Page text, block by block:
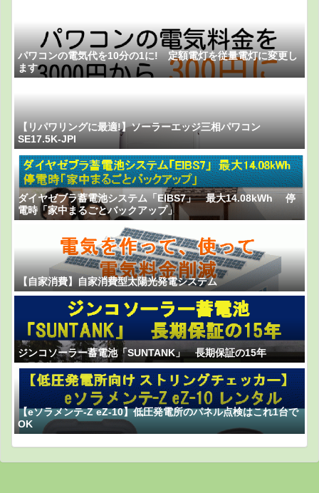
パワコンの電気代を10分の1に! 定額電灯を従量電灯に変更し
ます
【リパワリングに最適!】ソーラーエッジ三相パワコン
SE17.5K-JPI
ダイヤゼブラ蓄電池システム「EIBS7」 最大14.08kWh 停
電時「家中まるごとバックアップ」
【自家消費】自家消費型太陽光発電システム
ジンコソーラー蓄電池「SUNTANK」 長期保証の15年
【eソラメンテ-Z eZ-10】低圧発電所のパネル点検はこれ1台で
OK